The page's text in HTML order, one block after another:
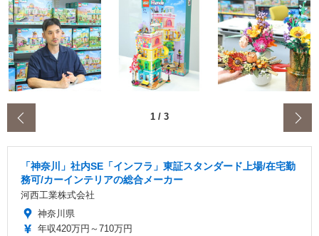
1 / 3
「神奈川」社内SE「インフラ」東証スタンダード上場/在宅勤
務可/カーインテリアの総合メーカー
河西工業株式会社
神奈川県
年収420万円～710万円